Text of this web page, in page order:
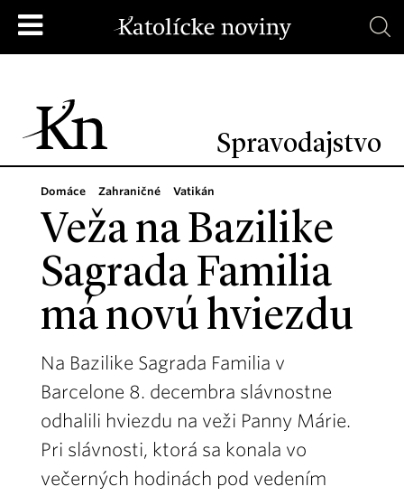
Spravodajstvo
Domáce Zahraničné Vatikán
Veža na Bazilike
Sagrada Familia
má novú hviezdu
Na Bazilike Sagrada Familia v
Barcelone 8. decembra slávnostne
odhalili hviezdu na veži Panny Márie.
Pri slávnosti, ktorá sa konala vo
večerných hodinách pod vedením